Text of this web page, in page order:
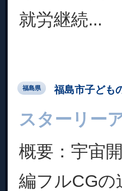
就労継続...
福島県 福島市子ども
スターリー
概要：宇宙
編フルCGの